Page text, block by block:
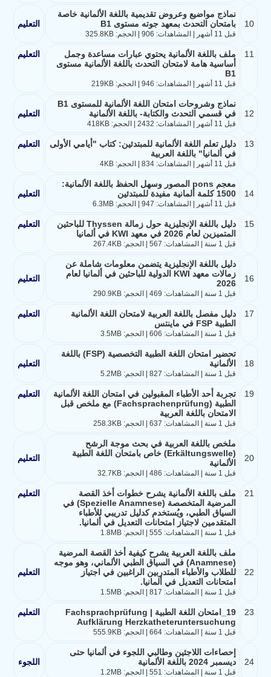
10
نماذج مواضيع وعروض تقديمية باللغة الألمانية خاصة
بامتحان التحدث بمعهد جوته مستوى B1
قبل 11 أشهر | المشاهدات: 906 | الحجم: 325.8KB
التعليم
11
ملف باللغة الألمانية يحتوي عبارات مساعدة وجمل
أساسية هامة لامتحان التحدث باللغة الألمانية مستوى
B1
قبل 11 أشهر | المشاهدات: 946 | الحجم: 219KB
التعليم
12
نماذج وشروحات امتحان اللغة الألمانية للمستوى B1
في قسمي التحدث والكتابة- باللغة الألمانية
قبل 11 أشهر | المشاهدات: 2432 | الحجم: 418KB
التعليم
13
دليل تعلم اللغة الألمانية للمبتدئين: كتاب "أيامي الأولى
في ألمانيا" باللغة العربية
قبل 11 أشهر | المشاهدات: 834 | الحجم: 4KB
التعليم
14
معجم pons المصور وسهل الحفظ باللغة الألمانية:
1500 كلمة ألمانية مفيدة للمبتدئين
قبل 11 أشهر | المشاهدات: 947 | الحجم: 6.3MB
التعليم
15
دليل باللغة الإنجليزية حول زمالة Thyssen للباحثين
المتميزين لعام 2026 في معهد KWI في ألمانيا
قبل 1 سنة | المشاهدات: 567 | الحجم: 267.4KB
التعليم
16
دليل باللغة الإنجليزية يتضمن معلومات شاملة عن
زمالات معهد KWI الدولية للباحثين في ألمانيا لعام
2026
قبل 1 سنة | المشاهدات: 469 | الحجم: 290.9KB
التعليم
17
دليل مفصل باللغة العربية لامتحان اللغة الألمانية
الطبية FSP في ماينتس
قبل 1 سنة | المشاهدات: 606 | الحجم: 3.5MB
التعليم
18
تحضير امتحان اللغة الطبية التخصصية (FSP) باللغة
الألمانية
قبل 1 سنة | المشاهدات: 827 | الحجم: 5.2MB
التعليم
19
تجربة أحد الأطباء المقبولين في امتحان اللغة الألمانية
الطبية (Fachsprachenprüfung) مع ملخص قبل
الامتحان باللغة العربية
قبل 1 سنة | المشاهدات: 637 | الحجم: 258.3KB
التعليم
20
ملخص باللغة العربية في بحث موجة الرشح
(Erkältungswelle) خاص بامتحان اللغة الطبية
الألمانية
قبل 1 سنة | المشاهدات: 486 | الحجم: 32.7KB
التعليم
21
ملف باللغة الألمانية يشرح خطوات أخذ القصة
المرضية المتخصصة (Spezielle Anamnese) في
السياق الطبي، ويُستخدم كدليل تدريبي للأطباء
المتقدمين لاجتياز امتحانات التعديل في ألمانيا.
قبل 1 سنة | المشاهدات: 555 | الحجم: 1.8MB
التعليم
22
ملف باللغة العربية يشرح كيفية أخذ القصة المرضية
(Anamnese) في السياق الطبي الألماني، وهو موجه
للطلاب والأطباء المتدربين الراغبين في اجتياز
امتحانات التعديل في ألمانيا.
قبل 1 سنة | المشاهدات: 817 | الحجم: 1.5MB
التعليم
23
19_امتحان اللغة الطبية Fachsprachprüfung |
Aufklärung Herzkatheteruntersuchung
قبل 1 سنة | المشاهدات: 664 | الحجم: 555.9KB
التعليم
24
إحصاءات اللاجئين وطالبي اللجوء في ألمانيا حتى
ديسمبر 2024 باللغة الألمانية
قبل 1 سنة | المشاهدات: 551 | الحجم: 1.2MB
اللجوء